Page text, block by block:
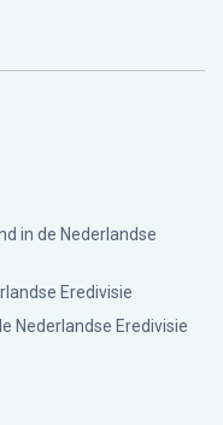
in de Nederlandse
Eredivisie
Nederlandse Eredivisie